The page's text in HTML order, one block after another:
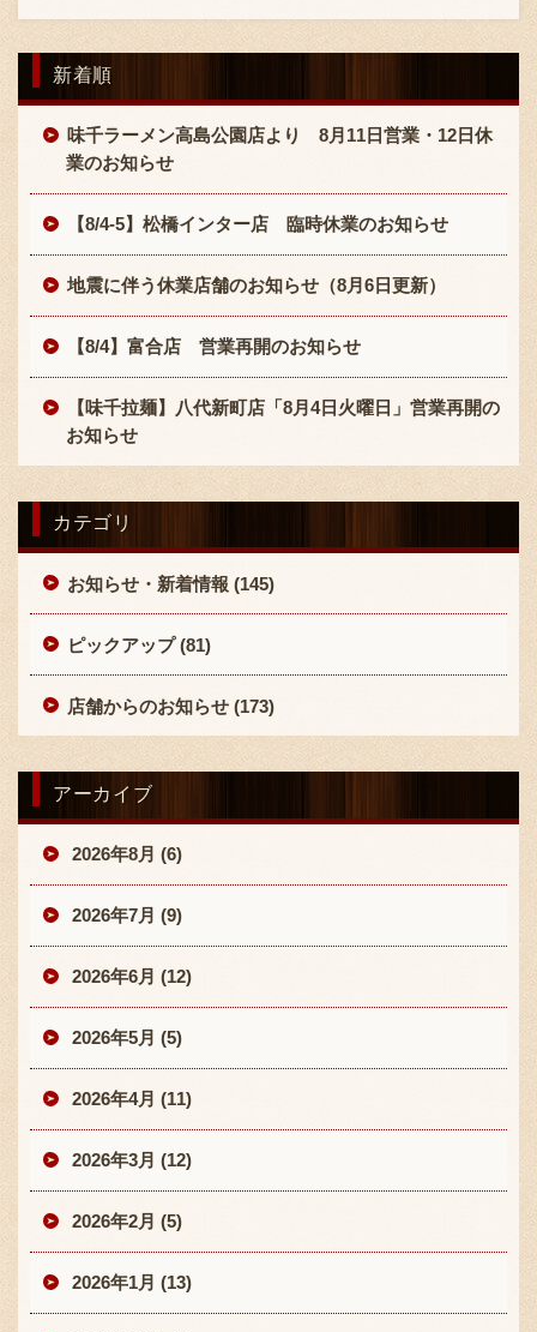
新着順
味千ラーメン高島公園店より 8月11日営業・12日休
業のお知らせ
【8/4-5】松橋インター店 臨時休業のお知らせ
地震に伴う休業店舗のお知らせ（8月6日更新）
【8/4】富合店 営業再開のお知らせ
【味千拉麺】八代新町店「8月4日火曜日」営業再開の
お知らせ
カテゴリ
お知らせ・新着情報 (145)
ピックアップ (81)
店舗からのお知らせ (173)
アーカイブ
2026年8月 (6)
2026年7月 (9)
2026年6月 (12)
2026年5月 (5)
2026年4月 (11)
2026年3月 (12)
2026年2月 (5)
2026年1月 (13)